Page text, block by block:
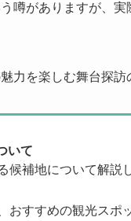
噂がありますが、
力を楽しむ舞台探訪
いて
補地について解説
すすめの観光スポ